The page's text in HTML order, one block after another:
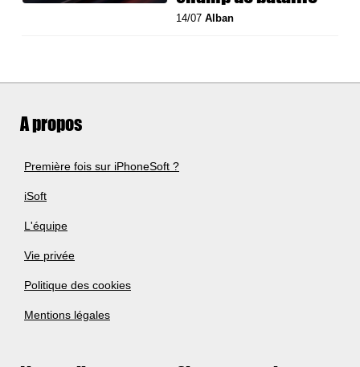
14/07Alban
A propos
Première fois sur iPhoneSoft ?
iSoft
L'équipe
Vie privée
Politique des cookies
Mentions légales